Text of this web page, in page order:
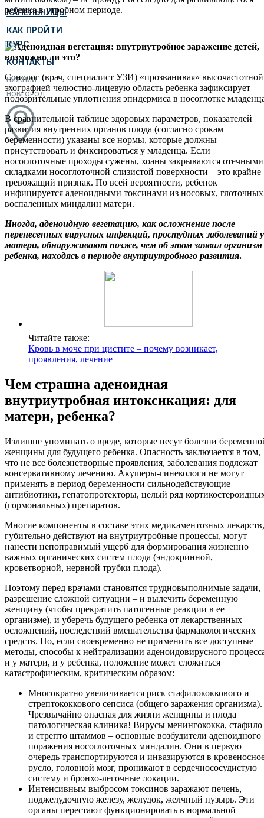
КАПЕЛЬНИЦЫ
КАК ПРОЙТИ
КУРС
КОНТАКТЫ
НИЖНИЙ
НОВГОРОД
ребенка в утробном периоде.
Сонолог (врач, специалист УЗИ) «прозванивая» высочастотной
эхографией челюстно-лицевую область ребенка зафиксирует
подозрительные уплотнения эпидермиса в носоглотке
В сравнительной таблице здоровых параметров, показателей
развития внутренних органов плода (согласно срокам
беременности) указаны все нормы, которые должны
присутствовать и фиксироваться у младенца. Если
носоглоточные проходы сужены, хоаны закрываются отечными
складками носоглоточной слизистой поверхности – это крайне
тревожащий признак. По всей вероятности, ребенок
инфицируется аденоидными токсинами из носовых, глоточных
воспаленных миндалин матери.
Иногда, аденоидную вегетацию, как осложнение после
перенесенных вирусных инфекций, простудных заболеваний у
матери, обнаруживают позже, чем об этом заявил организм
ребенка, находясь в периоде внутриутробного развития.
Читайте также:
Кровь в моче при цистите – почему возникает,
проявления, лечение
Чем страшна аденоидная
внутриутробная интоксикация: для
матери, ребенка?
Излишне упоминать о вреде, которые несут болезни
женщины для будущего ребенка. Опасность заключается в том,
что не все болезнетворные проявления, заболевания подлежат
консервативному лечению. Акушеры-гинекологи не могут
применять в период беременности сильнодействующие
антибиотики, гепатопротекторы, целый ряд
(гормональных) препаратов.
Многие компоненты в составе этих медикаментозных лекарств,
губительно действуют на внутриутробные процессы, могут
нанести непоправимый ущерб для формирования жизненно
важных органических систем плода (эндокринной,
кроветворной, нервной трубки плода).
Поэтому перед врачами становятся трудновыполнимые задачи,
разрешение сложной ситуации – и вылечить беременную
женщину (чтобы прекратить патогенные реакции в ее
организме), и уберечь будущего ребенка от лекарственных
осложнений, последствий вмешательства фармакологических
средств. Но, если своевременно не применить все доступные
методы, способы к нейтрализации аденоидовирусного
и у матери, и у ребенка, положение может сложиться
катастрофическим, критическим образом:
Многократно увеличивается риск стафилококкового и
стрептококкового сепсиса (общего заражения организма).
Чрезвычайно опасная для жизни женщины и плода
патологическая клиника! Вирусы менингококка, стафило
и стрепто штаммов – основные возбудители аденоидного
поражения носоглоточных миндалин. Они в первую
очередь транспортируются и инвазируются в
русло, головной мозг, проникают в сердечнососудистую
систему и бронхо-легочные локации.
Интенсивным выбросом токсинов заражают печень,
поджелудочную железу, желудок, желчный пузырь. Эти
органы перестают функционировать в нормальной